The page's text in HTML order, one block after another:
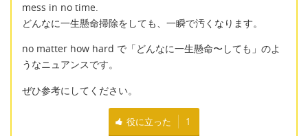
mess in no time.
どんなに一生懸命掃除をしても、一瞬で汚くなります。
no matter how hard で「どんなに一生懸命〜しても」のよ
うなニュアンスです。
ぜひ参考にしてください。
役に立った 1